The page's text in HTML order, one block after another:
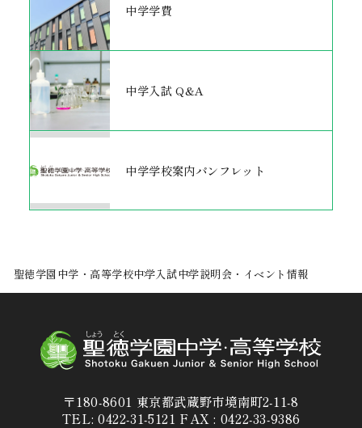
中学学費
中学入試 Q&A
中学学校案内パンフレット
聖徳学園中学・高等学校中学入試中学説明会・イベント情報
〒180-8601 東京都武蔵野市境南町2-11-8
TEL: 0422-31-5121 FAX : 0422-33-9386